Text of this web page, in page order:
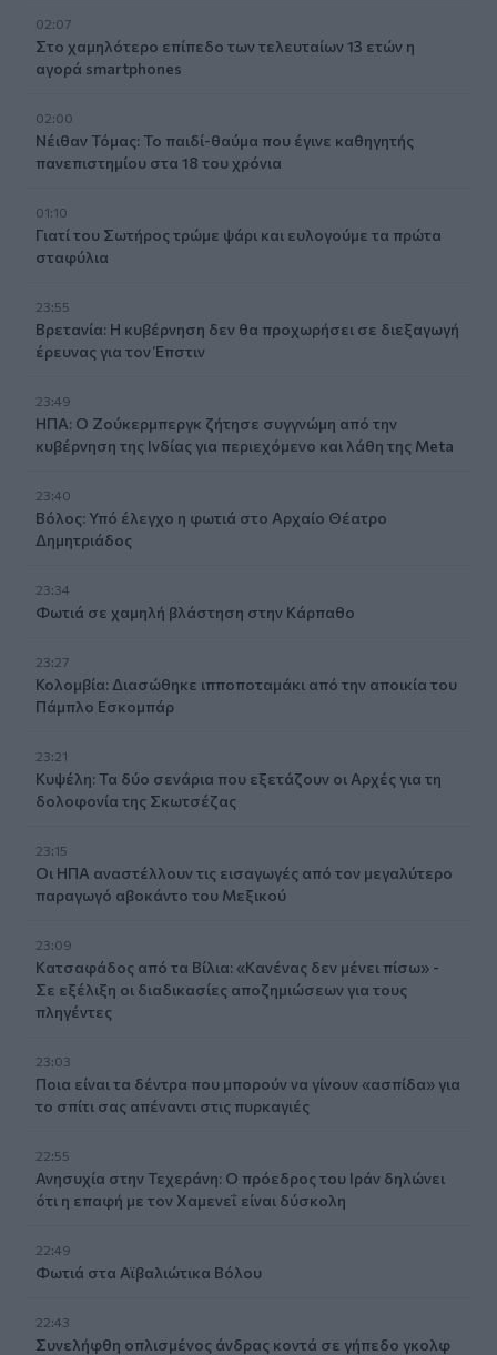
02:07
Στο χαμηλότερο επίπεδο των τελευταίων 13 ετών η
αγορά smartphones
02:00
Νέιθαν Τόμας: Το παιδί-θαύμα που έγινε καθηγητής
πανεπιστημίου στα 18 του χρόνια
01:10
Γιατί του Σωτήρος τρώμε ψάρι και ευλογούμε τα πρώτα
σταφύλια
23:55
Βρετανία: Η κυβέρνηση δεν θα προχωρήσει σε διεξαγωγή
έρευνας για τον Έπστιν
23:49
ΗΠΑ: Ο Ζούκερμπεργκ ζήτησε συγγνώμη από την
κυβέρνηση της Ινδίας για περιεχόμενο και λάθη της Meta
23:40
Βόλος: Υπό έλεγχο η φωτιά στο Αρχαίο Θέατρο
Δημητριάδος
23:34
Φωτιά σε χαμηλή βλάστηση στην Κάρπαθο
23:27
Κολομβία: Διασώθηκε ιπποποταμάκι από την αποικία του
Πάμπλο Εσκομπάρ
23:21
Κυψέλη: Τα δύο σενάρια που εξετάζουν οι Αρχές για τη
δολοφονία της Σκωτσέζας
23:15
Οι ΗΠΑ αναστέλλουν τις εισαγωγές από τον μεγαλύτερο
παραγωγό αβοκάντο του Μεξικού
23:09
Κατσαφάδος από τα Βίλια: «Κανένας δεν μένει πίσω» -
Σε εξέλιξη οι διαδικασίες αποζημιώσεων για τους
πληγέντες
23:03
Ποια είναι τα δέντρα που μπορούν να γίνουν «ασπίδα» για
το σπίτι σας απέναντι στις πυρκαγιές
22:55
Ανησυχία στην Τεχεράνη: Ο πρόεδρος του Ιράν δηλώνει
ότι η επαφή με τον Χαμενεΐ είναι δύσκολη
22:49
Φωτιά στα Αϊβαλιώτικα Βόλου
22:43
Συνελήφθη οπλισμένος άνδρας κοντά σε γήπεδο γκολφ